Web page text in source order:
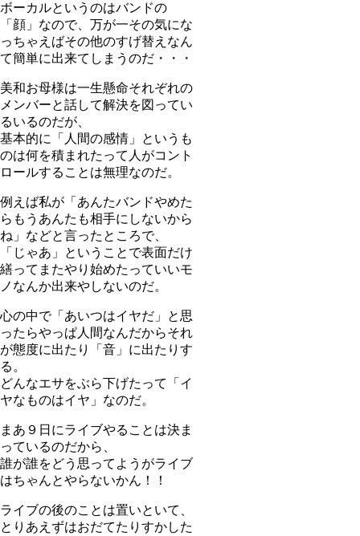
ボーカルというのはバンドの
「顔」なので、万が一その気にな
っちゃえばその他のすげ替えなん
て簡単に出来てしまうのだ・・・
美和お母様は一生懸命それぞれの
メンバーと話して解決を図ってい
るいるのだが、
基本的に「人間の感情」というも
のは何を積まれたって人がコント
ロールすることは無理なのだ。
例えば私が「あんたバンドやめた
らもうあんたも相手にしないから
ね」などと言ったところで、
「じゃあ」ということで表面だけ
繕ってまたやり始めたっていいモ
ノなんか出来やしないのだ。
心の中で「あいつはイヤだ」と思
ったらやっぱ人間なんだからそれ
が態度に出たり「音」に出たりす
る。
どんなエサをぶら下げたって「イ
ヤなものはイヤ」なのだ。
まあ９日にライブやることは決ま
っているのだから、
誰が誰をどう思ってようがライブ
はちゃんとやらないかん！！
ライブの後のことは置いといて、
とりあえずはおだてたりすかした